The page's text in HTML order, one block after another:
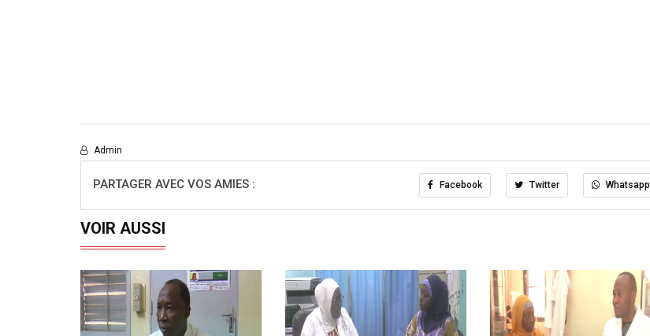
Admin
PARTAGER AVEC VOS AMIES : Facebook Twitter Whatsapp
VOIR AUSSI